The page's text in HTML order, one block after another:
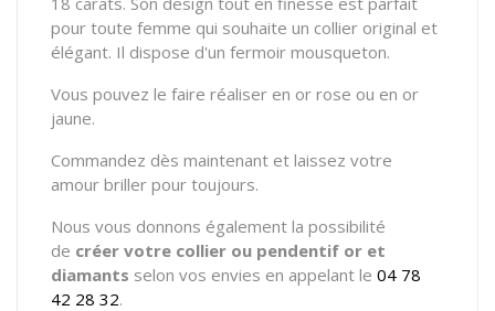
pour toute femme qui souhaite un collier original et
élégant. Il dispose d'un fermoir mousqueton.
Vous pouvez le faire réaliser en or rose ou en or
jaune.
Commandez dès maintenant et laissez votre
amour briller pour toujours.
Nous vous donnons également la possibilité
de créer votre collier ou pendentif or et
diamants selon vos envies en appelant le 04 78
42 28 32.